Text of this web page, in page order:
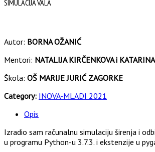
SIMULACIJA VALA
Autor: BORNA OŽANIĆ
Mentori: NATALIJA KIRČENKOVA i
Škola: OŠ MARIJE JURIĆ ZAGORKE
Category: INOVA-MLADI 2021
Opis
Izradio sam računalnu simulaciju širenja i
u programu Python-u 3.7.3. i ekstenzije u